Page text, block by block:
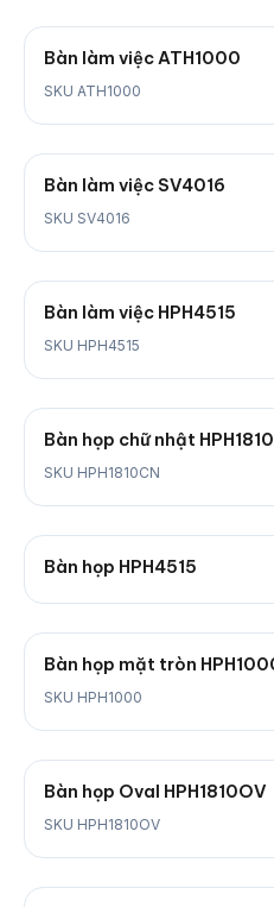
Bàn làm việc ATH1000
SKU ATH1000
Bàn làm việc SV4016
SKU SV4016
Bàn làm việc HPH4515
SKU HPH4515
Bàn họp chữ nhật
SKU HPH1810CN
Bàn họp HPH4515
Bàn họp mặt tròn
SKU HPH1000
Bàn họp Oval HPH1810OV
SKU HPH1810OV